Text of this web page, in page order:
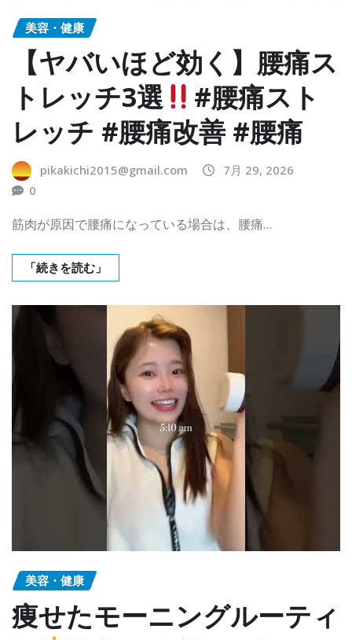
美容・健康
【ヤバいほど効く】腰痛ス
トレッチ3選
#腰痛スト
レッチ #腰痛改善 #腰痛
pikakichi2015@gmail.com
7月 29, 2026
0
筋肉が原因で腰痛になっている場合は、腰痛…
「続きを読む」
美容・健康
痩せたモーニングルーティ